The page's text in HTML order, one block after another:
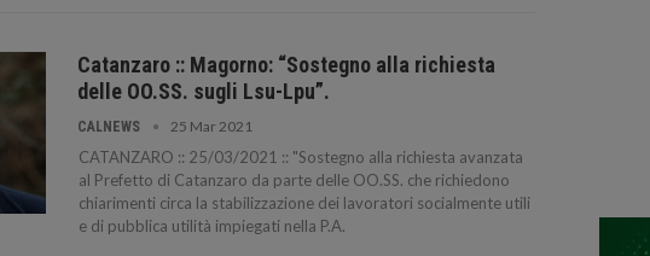
Catanzaro :: Magorno: “Sostegno alla richiesta
delle OO.SS. sugli Lsu-Lpu”.
CALNEWS 25 Mar 2021
CATANZARO :: 25/03/2021 :: "Sostegno alla richiesta avanzata
al Prefetto di Catanzaro da parte delle OO.SS. che richiedono
chiarimenti circa la stabilizzazione dei lavoratori socialmente utili
e di pubblica utilità impiegati nella P.A.